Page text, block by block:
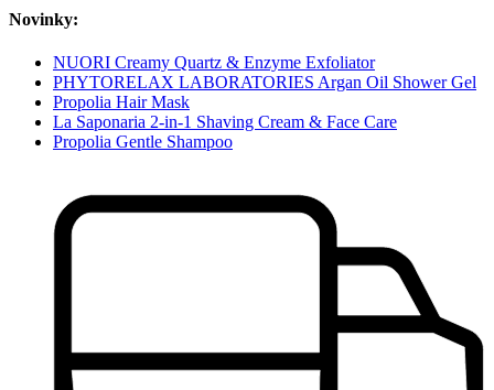
Novinky:
NUORI Creamy Quartz & Enzyme Exfoliator
PHYTORELAX LABORATORIES Argan Oil Shower Gel
Propolia Hair Mask
La Saponaria 2-in-1 Shaving Cream & Face Care
Propolia Gentle Shampoo